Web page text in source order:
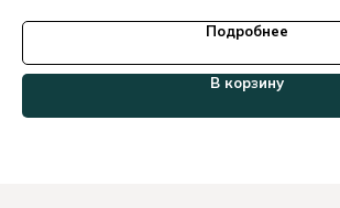
Подробнее
В корзину